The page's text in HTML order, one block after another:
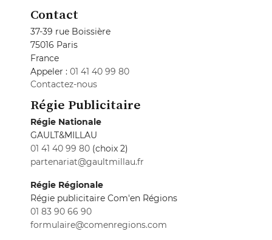
Contact
37-39 rue Boissière
75016 Paris
France
Appeler : 01 41 40 99 80
Contactez-nous
Régie Publicitaire
Régie Nationale
GAULT&MILLAU
01 41 40 99 80 (choix 2)
partenariat@gaultmillau.fr
Régie Régionale
Régie publicitaire Com'en Régions
01 83 90 66 90
formulaire@comenregions.com